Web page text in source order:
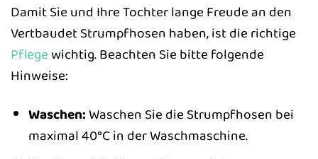
Damit Sie und Ihre Tochter lange Freude an den
Vertbaudet Strumpfhosen haben, ist die richtige
Pflegewichtig. Beachten Sie bitte folgende
Hinweise:
Waschen:Waschen Sie die Strumpfhosen bei
maximal 40°C in der Waschmaschine.